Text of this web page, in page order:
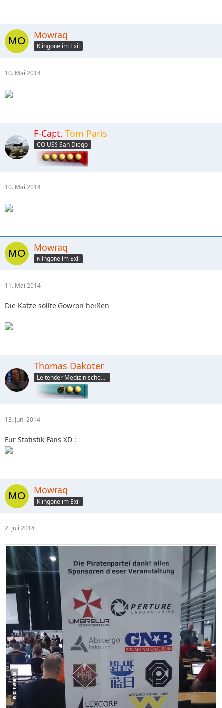
Mowraq
Klingone im Exil
10. Mai 2014
F-Capt. Tom Paris
CO USS San Diego
10. Mai 2014
Mowraq
Klingone im Exil
11. Mai 2014
Die Katze sollte Gowron heißen
Thomas Dakoter
Leitender Medizinischer Offizier (CMO)
13. Juni 2014
Für Statistik Fans XD :
Mowraq
Klingone im Exil
2. Juli 2014